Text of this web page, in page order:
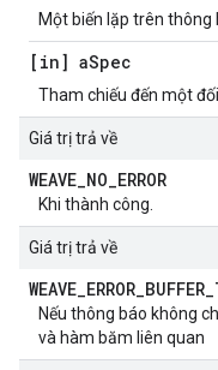
Một biến lặp trên thông
[in] aSpec
Tham chiếu đến một
Giá trị trả về
WEAVE_NO_ERROR
Khi thành công.
Giá trị trả về
WEAVE_ERROR_BUFFER_
Nếu thông báo không
và hàm băm liên quan